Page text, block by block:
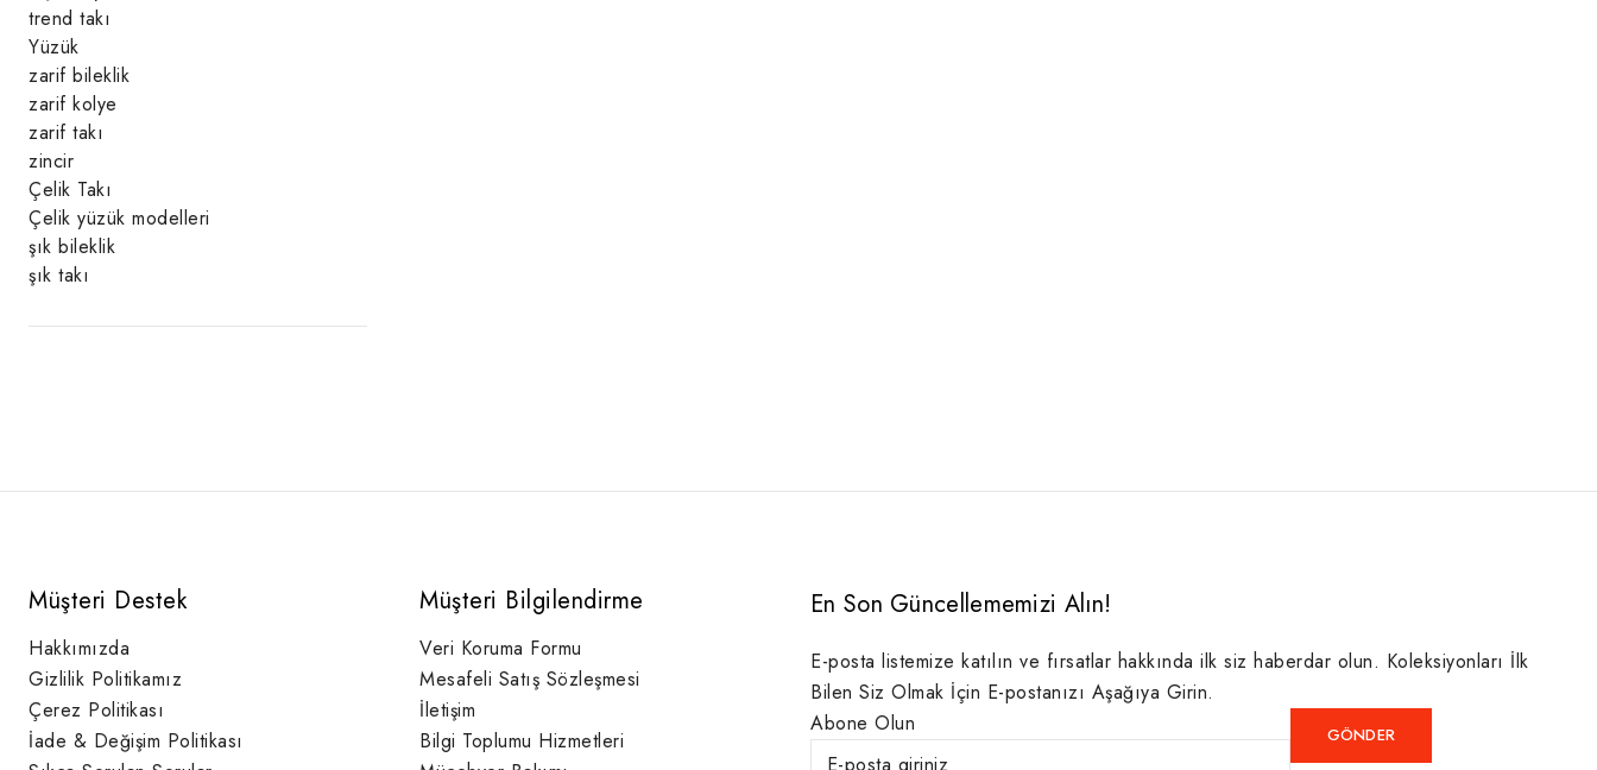
trend takı
Yüzük
zarif bileklik
zarif kolye
zarif takı
zincir
Çelik Takı
Çelik yüzük modelleri
şık bileklik
şık takı
Müşteri Destek
Hakkımızda
Gizlilik Politikamız
Çerez Politikası
İade & Değişim Politikası
Müşteri Bilgilendirme
Veri Koruma Formu
Mesafeli Satış Sözleşmesi
İletişim
Bilgi Toplumu Hizmetleri
En Son Güncellememizi Alın!
E-posta listemize katılın ve fırsatlar hakkında ilk siz haberdar olun. Koleksiyonları İlk
Bilen Siz Olmak İçin E-postanızı Aşağıya Girin.
Abone Olun